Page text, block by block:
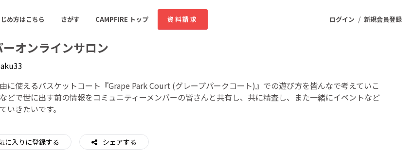
ログイン / 新規会員登録
め方はこちら さがす CAMPFIRE トップ 資料請求
ュニティ 人気のコミュニティ 新着のコミュニティ
ーム・サービス開発 フード・飲食店
オンラインサロン
に使えるバスケットコート『Grape Park Court (グレープパークコート)』での遊び方を皆んなで考えていこ
どで世に出す前の情報をコミュニティーメンバーの皆さんと共有し、共に精査し、また一緒にイベントなど
いきたいです。
に入りに登録する シェアする